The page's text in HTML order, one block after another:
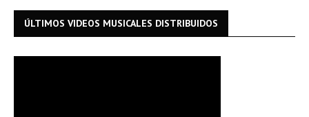
ÚLTIMOS VIDEOS MUSICALES DISTRIBUIDOS